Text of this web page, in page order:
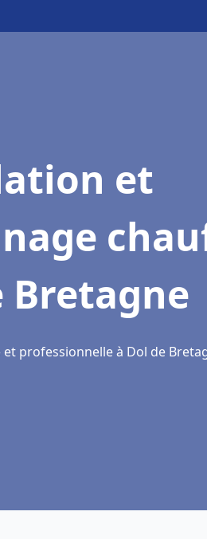
et
Bretagne
professionnelle à Dol de